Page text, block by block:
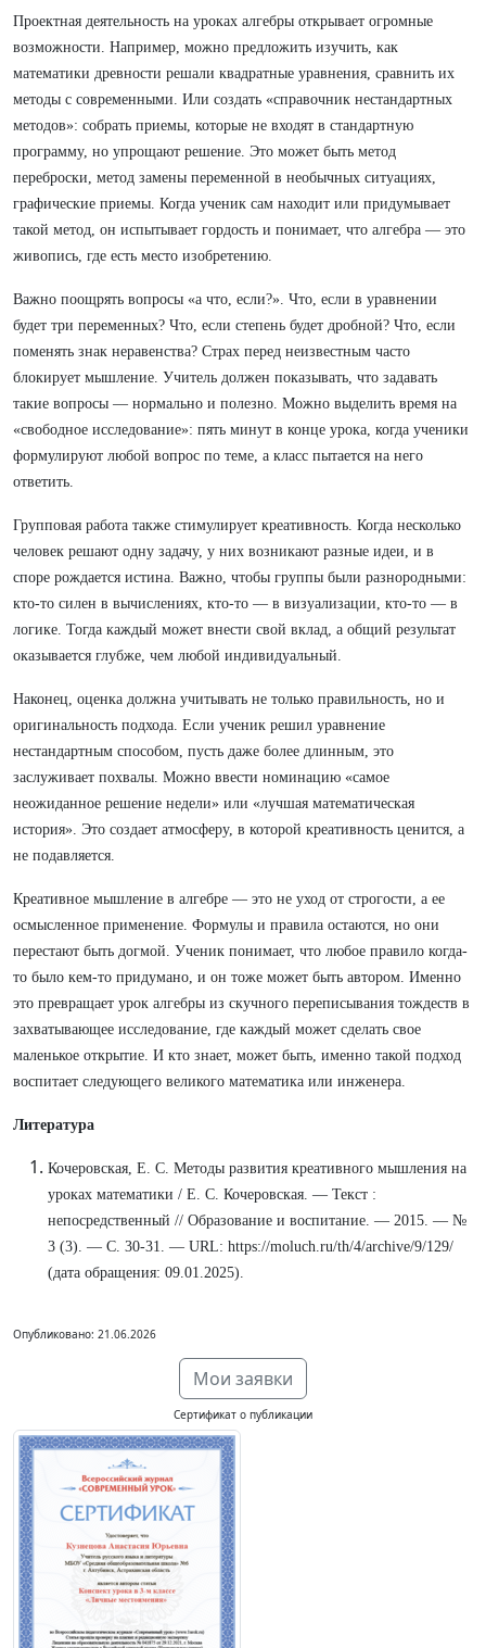
Проектная деятельность на уроках алгебры открывает огромные
возможности. Например, можно предложить изучить, как
математики древности решали квадратные уравнения, сравнить их
методы с современными. Или создать «справочник нестандартных
методов»: собрать приемы, которые не входят в стандартную
программу, но упрощают решение. Это может быть метод
переброски, метод замены переменной в необычных ситуациях,
графические приемы. Когда ученик сам находит или придумывает
такой метод, он испытывает гордость и понимает, что алгебра — это
живопись, где есть место изобретению.
Важно поощрять вопросы «а что, если?». Что, если в уравнении
будет три переменных? Что, если степень будет дробной? Что, если
поменять знак неравенства? Страх перед неизвестным часто
блокирует мышление. Учитель должен показывать, что задавать
такие вопросы — нормально и полезно. Можно выделить время на
«свободное исследование»: пять минут в конце урока, когда ученики
формулируют любой вопрос по теме, а класс пытается на него
ответить.
Групповая работа также стимулирует креативность. Когда несколько
человек решают одну задачу, у них возникают разные идеи, и в
споре рождается истина. Важно, чтобы группы были разнородными:
кто-то силен в вычислениях, кто-то — в визуализации, кто-то — в
логике. Тогда каждый может внести свой вклад, а общий результат
оказывается глубже, чем любой индивидуальный.
Наконец, оценка должна учитывать не только правильность, но и
оригинальность подхода. Если ученик решил уравнение
нестандартным способом, пусть даже более длинным, это
заслуживает похвалы. Можно ввести номинацию «самое
неожиданное решение недели» или «лучшая математическая
история». Это создает атмосферу, в которой креативность ценится, а
не подавляется.
Креативное мышление в алгебре — это не уход от строгости, а ее
осмысленное применение. Формулы и правила остаются, но они
перестают быть догмой. Ученик понимает, что любое правило когда-
то было кем-то придумано, и он тоже может быть автором. Именно
это превращает урок алгебры из скучного переписывания тождеств в
захватывающее исследование, где каждый может сделать свое
маленькое открытие. И кто знает, может быть, именно такой подход
воспитает следующего великого математика или инженера.
Литература
Кочеровская, Е. С. Методы развития креативного мышления на
уроках математики / Е. С. Кочеровская. — Текст :
непосредственный // Образование и воспитание. — 2015. — №
3 (3). — С. 30-31. — URL: https://moluch.ru/th/4/archive/9/129/
(дата обращения: 09.01.2025).
Опубликовано: 21.06.2026
Мои заявки
Сертификат о публикации